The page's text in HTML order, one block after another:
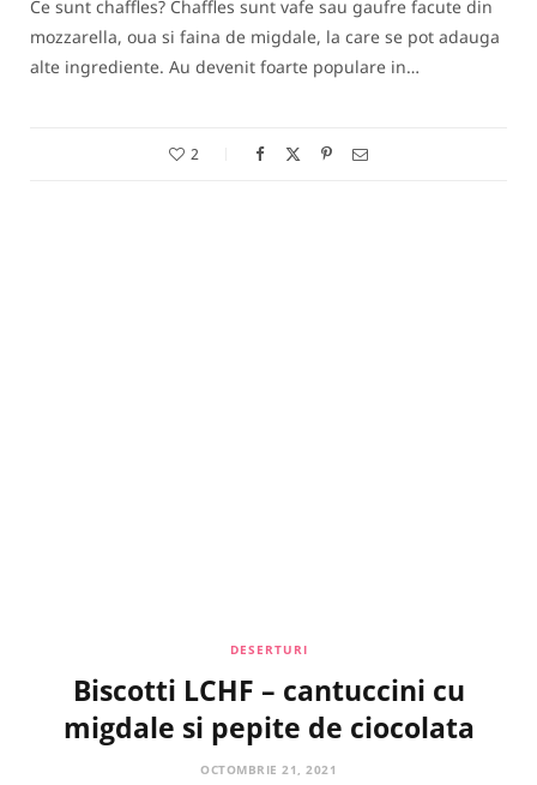
Ce sunt chaffles? Chaffles sunt vafe sau gaufre facute din
mozzarella, oua si faina de migdale, la care se pot adauga
alte ingrediente. Au devenit foarte populare in…
2
DESERTURI
Biscotti LCHF – cantuccini cu
migdale si pepite de ciocolata
OCTOMBRIE 21, 2021